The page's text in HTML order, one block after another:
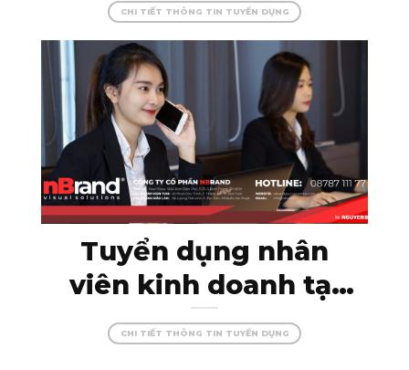
sáng tạo cùng
nBrand!
CHI TIẾT THÔNG TIN TUYỂN DỤNG
Tuyển dụng nhân
viên kinh doanh tại
Kon Tum – thu nhập
khủng, đãi ngộ xịn!
CHI TIẾT THÔNG TIN TUYỂN DỤNG